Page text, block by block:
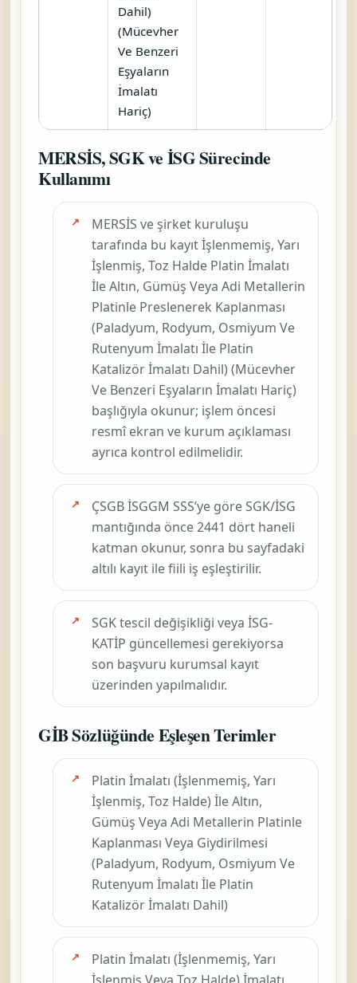
Dahil)
(Mücevher
Ve Benzeri
Eşyaların
İmalatı
Hariç)
MERSİS, SGK ve İSG Sürecinde
Kullanımı
MERSİS ve şirket kuruluşu
tarafında bu kayıtİşlenmemiş, Yarı
İşlenmiş, Toz Halde Platin İmalatı
İle Altın, Gümüş Veya Adi Metallerin
Platinle Preslenerek Kaplanması
(Paladyum, Rodyum, Osmiyum Ve
Rutenyum İmalatı İle Platin
Katalizör İmalatı Dahil) (Mücevher
Ve Benzeri Eşyaların İmalatı Hariç)
başlığıyla okunur; işlem öncesi
resmî ekran ve kurum açıklaması
ayrıca kontrol edilmelidir.
ÇSGB İSGGM SSS’ye göre SGK/İSG
mantığında önce2441 dört haneli
katman okunur, sonra bu sayfadaki
altılı kayıt ile fiili iş eşleştirilir.
SGK tescil değişikliği veya İSG-
KATİP güncellemesi gerekiyorsa
son başvuru kurumsal kayıt
üzerinden yapılmalıdır.
GİB Sözlüğünde Eşleşen Terimler
Platin İmalatı (İşlenmemiş, Yarı
İşlenmiş, Toz Halde) İle Altın,
Gümüş Veya Adi Metallerin Platinle
Kaplanması Veya Giydirilmesi
(Paladyum, Rodyum, Osmiyum Ve
Rutenyum İmalatı İle Platin
Katalizör İmalatı Dahil)
Platin İmalatı (İşlenmemiş, Yarı
İşlenmiş Veya Toz Halde) İmalatı